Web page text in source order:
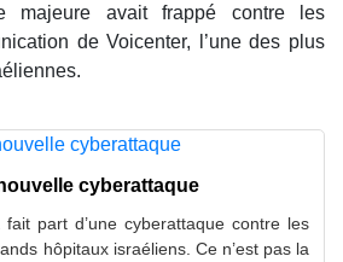
majeure avait frappé contre les
de Voicenter, l’une des plus
cyberattaque
part d’une cyberattaque contre les
hôpitaux israéliens. Ce n’est pas la